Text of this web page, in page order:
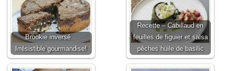
Brookie inversé…
Irrésistible gourmandise!
Recette – Cabillaud en
feuilles de figuier et salsa
pêches huile de basilic